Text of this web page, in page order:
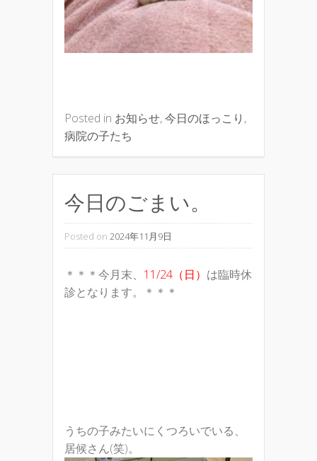
Posted in お知らせ,今日のほっこり ,
病院の子たち
今日のごまい。
Posted on 2024年11月9日
＊＊＊今月末、 11/24（日） は臨時休
診となります。＊＊＊
うちの子みたいにくつろいでいる、
居候さん(笑)。